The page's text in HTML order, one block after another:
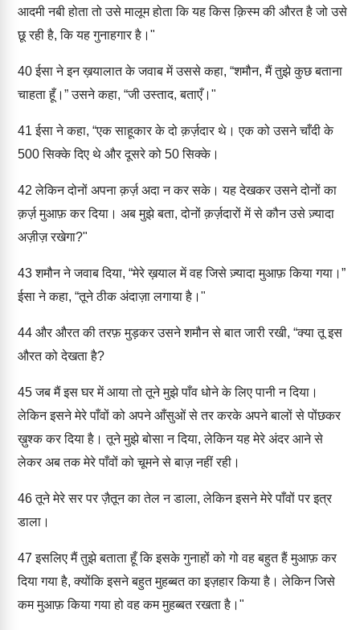
आदमी नबी होता तो उसे मालूम होता कि यह किस क़िस्म की औरत है जो उसे
छू रही है, कि यह गुनाहगार है।"
40ईसा ने इन ख़यालात के जवाब में उससे कहा, “शमौन, मैं तुझे कुछ बताना
चाहता हूँ।” उसने कहा, “जी उस्ताद, बताएँ।"
41 ईसा ने कहा, “एक साहूकार के दो क़र्ज़दार थे। एक को उसने चाँदी के
500 सिक्के दिए थे और दूसरे को 50 सिक्के।
42 लेकिन दोनों अपना क़र्ज़ अदा न कर सके। यह देखकर उसने दोनों का
क़र्ज़ मुआफ़ कर दिया। अब मुझे बता, दोनों क़र्ज़दारों में से कौन उसे ज़्यादा
अज़ीज़ रखेगा?"
43शमौन ने जवाब दिया, “मेरे ख़याल में वह जिसे ज़्यादा मुआफ़ किया गया।”
ईसा ने कहा, “तूने ठीक अंदाज़ा लगाया है।"
44 और औरत की तरफ़ मुड़कर उसने शमौन से बात जारी रखी, “क्या तू इस
औरत को देखता है?
45जब मैं इस घर में आया तो तूने मुझे पाँव धोने के लिए पानी न दिया।
लेकिन इसने मेरे पाँवों को अपने आँसुओं से तर करके अपने बालों से पोंछकर
ख़ुश्क कर दिया है। तूने मुझे बोसा न दिया, लेकिन यह मेरे अंदर आने से
लेकर अब तक मेरे पाँवों को चूमने से बाज़ नहीं रही।
46तूने मेरे सर पर ज़ैतून का तेल न डाला, लेकिन इसने मेरे पाँवों पर इत्र
डाला।
47 इसलिए मैं तुझे बताता हूँ कि इसके गुनाहों को गो वह बहुत हैं मुआफ़ कर
दिया गया है, क्योंकि इसने बहुत मुहब्बत का इज़हार किया है। लेकिन जिसे
कम मुआफ़ किया गया हो वह कम मुहब्बत रखता है।"